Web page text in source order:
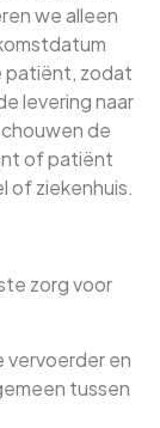
we alleen
patiënt, zodat
levering naar
de
of patiënt
of ziekenhuis.
zorg voor
vervoerder en
tussen